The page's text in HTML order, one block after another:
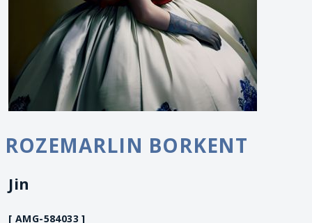
ROZEMARLIN BORKENT
Jin
[ AMG-584033 ]